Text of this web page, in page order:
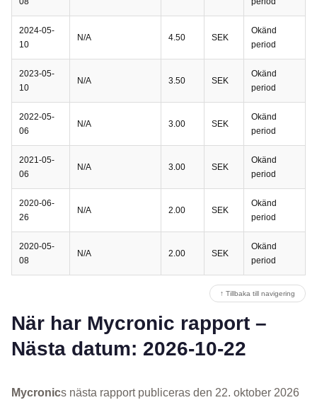
2024-05-
10
N/A 4.50 SEK
Okänd
period
2023-05-
10
N/A 3.50 SEK
Okänd
period
2022-05-
06
N/A 3.00 SEK
Okänd
period
2021-05-
06
N/A 3.00 SEK
Okänd
period
2020-06-
26
N/A 2.00 SEK
Okänd
period
2020-05-
08
N/A 2.00 SEK
Okänd
period
↑ Tillbaka till navigering
När har Mycronic rapport –
Nästa datum: 2026-10-22
Mycronics nästa rapport publiceras den 22. oktober 2026